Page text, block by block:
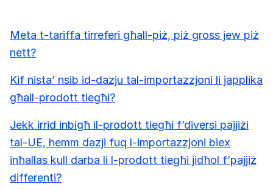
Meta t-tariffa tirreferi għall-piż, piż gross jew piż
nett?
Kif nista’ nsib id-dazju tal-importazzjoni li japplika
għall-prodott tiegħi?
Jekk irrid inbigħ il-prodott tiegħi f’diversi pajjiżi
tal-UE, hemm dazji fuq l-importazzjoni biex
inħallas kull darba li l-prodott tiegħi jidħol f’pajjiż
differenti?